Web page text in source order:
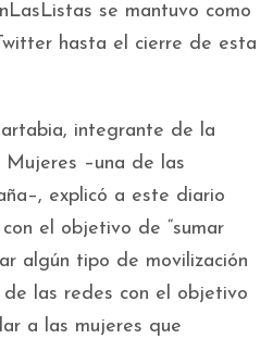
se mantuvo como
hasta el cierre de esta
integrante de la
Mujeres –una de las
explicó a este diario
el objetivo de “sumar
algún tipo de movilización
las redes con el objetivo
a las mujeres que